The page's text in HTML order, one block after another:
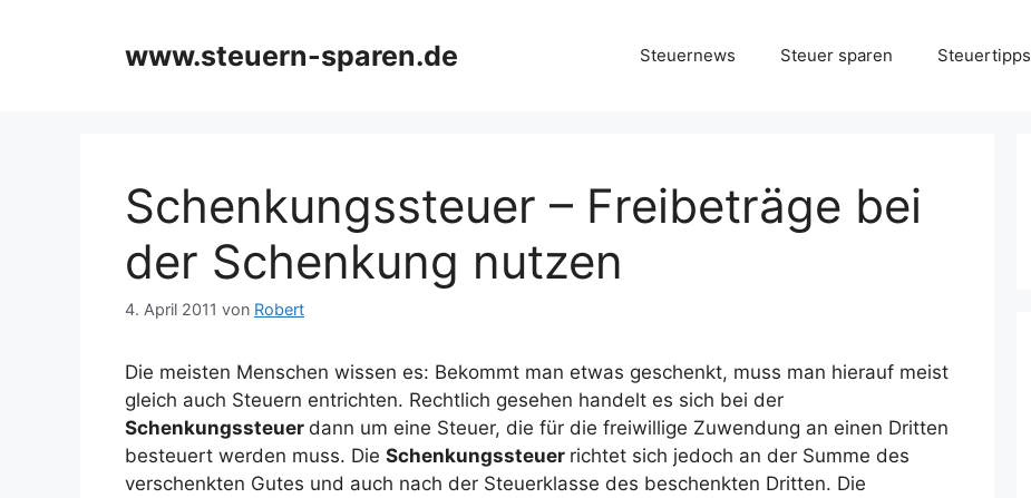
www.steuern-sparen.de Steuernews Steuer sparen Steuertipps
Schenkungssteuer – Freibeträge bei
der Schenkung nutzen
4. April 2011 von Robert
Die meisten Menschen wissen es: Bekommt man etwas geschenkt, muss man hierauf meist
gleich auch Steuern entrichten. Rechtlich gesehen handelt es sich bei der
Schenkungssteuer dann um eine Steuer, die für die freiwillige Zuwendung an einen Dritten
besteuert werden muss. Die Schenkungssteuer richtet sich jedoch an der Summe des
verschenkten Gutes und auch nach der Steuerklasse des beschenkten Dritten. Die